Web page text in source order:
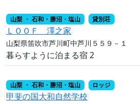
山梨 ・ 石和・勝沼・塩山 貸別荘
ＬＯＯＦ 澤之家
山梨県笛吹市芦川町中芦川５５９－１
暮らすように泊まる宿 2
山梨 ・ 石和・勝沼・塩山 ロッジ
甲斐の国大和自然学校